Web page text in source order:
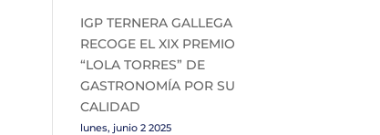
IGP TERNERA GALLEGA
RECOGE EL XIX PREMIO
“LOLA TORRES” DE
GASTRONOMÍA POR SU
CALIDAD
lunes, junio 2 2025